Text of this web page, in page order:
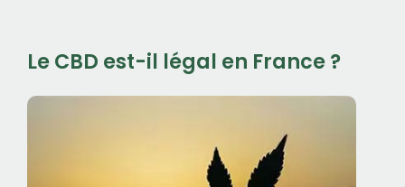
Le CBD est-il légal en France ?